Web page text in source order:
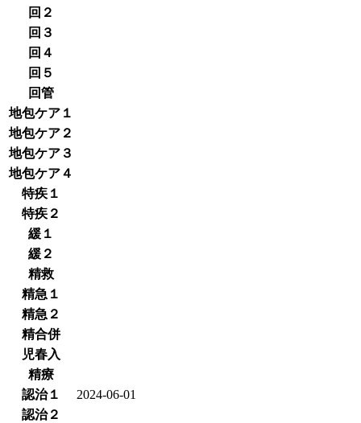
回２
回３
回４
回５
回管
地包ケア１
地包ケア２
地包ケア３
地包ケア４
特疾１
特疾２
緩１
緩２
精救
精急１
精急２
精合併
児春入
精療
認治１
2024-06-01
認治２